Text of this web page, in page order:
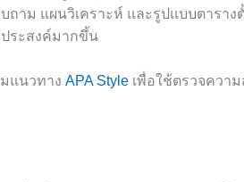
าม แผนวิเคราะห์ และรูปแบบตาราง
ระสงค์มากขึ้น
แนวทาง APA Style เพื่อใช้ตรวจควา